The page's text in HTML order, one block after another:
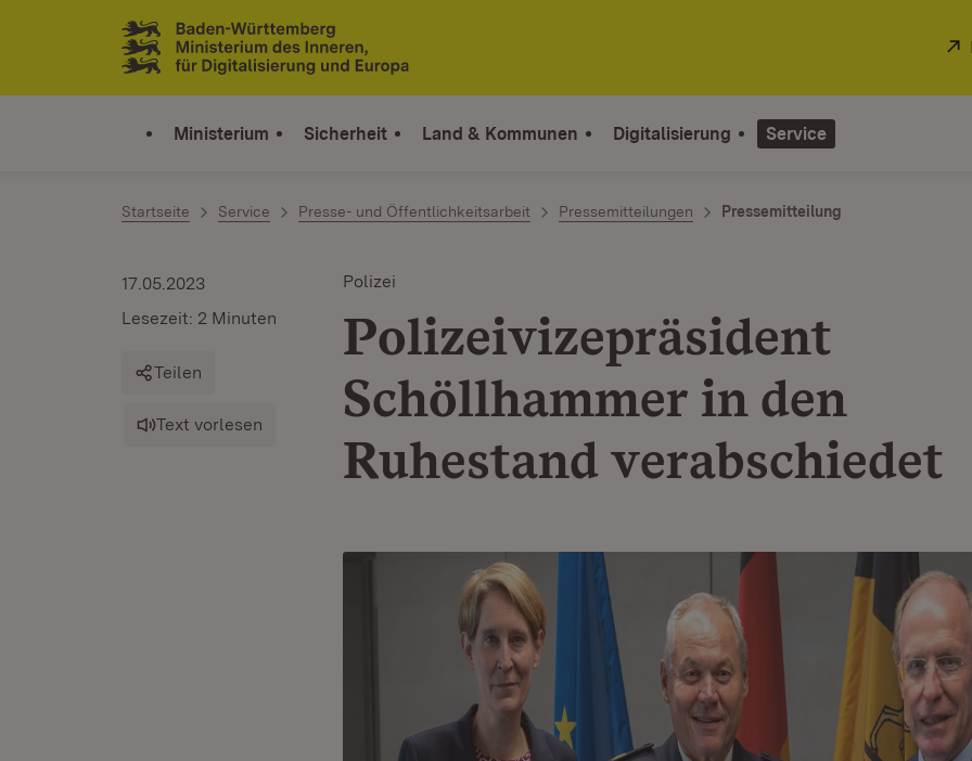
Zum Inhalt springen
Link zur Startseite
Ministerium Sicherheit Land & Kommunen Digitalisierung Service
Startseite Service Presse- und Öffentlichkeitsarbeit Pressemitteilungen Pressemitteilung
Polizei
Polizeivizepräsident
Schöllhammer in den
Ruhestand verabschiedet
17.05.2023
Lesezeit: 2 Minuten
Teilen
Text vorlesen